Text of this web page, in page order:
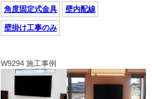
角度固定式金具 壁内配線
壁掛け工事のみ
W9294 施工事例